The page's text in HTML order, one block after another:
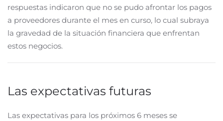
respuestas indicaron que no se pudo afrontar los pagos
a proveedores durante el mes en curso, lo cual subraya
la gravedad de la situación financiera que enfrentan
estos negocios.
Las expectativas futuras
Las expectativas para los próximos 6 meses se